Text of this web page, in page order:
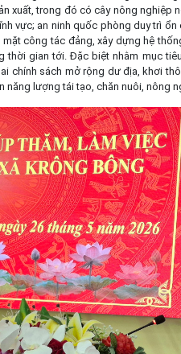
xuất, trong đó có cây nông nghiệp
vực; an ninh quốc phòng duy trì
công tác đảng, xây dựng hệ
thời gian tới. Đặc biệt nhằm mục
chính sách mở rộng dư địa, khơi
năng lượng tái tạo, chăn nuôi, nông